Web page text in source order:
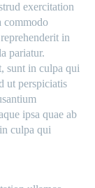
exercitation
commodo
in
pariatur.
sunt in culpa qui
ut perspiciatis
ipsa quae ab
culpa qui